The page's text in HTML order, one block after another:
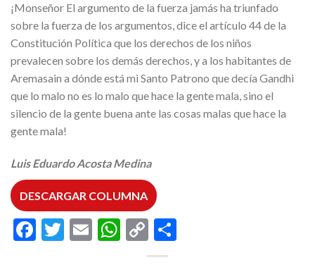
¡Monseñor El argumento de la fuerza jamás ha triunfado
sobre la fuerza de los argumentos, dice el artículo 44 de la
Constitución Política que los derechos de los niños
prevalecen sobre los demás derechos, y a los habitantes de
Aremasain a dónde está mi Santo Patrono que decía Gandhi
que lo malo no es lo malo que hace la gente mala, sino el
silencio de la gente buena ante las cosas malas que hace la
gente mala!
Luis Eduardo Acosta Medina
DESCARGAR COLUMNA
Facebook
Twitter
EmailWhatsApp
Copy
Link